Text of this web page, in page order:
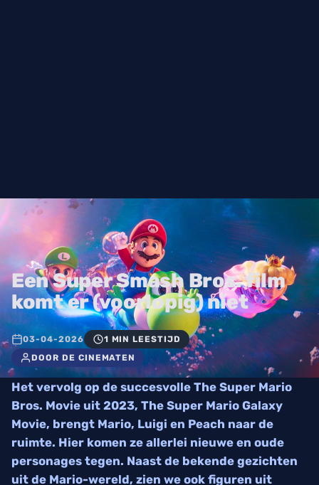
Een Super Smash Bros. film
komt er (voorlopig) niet
03-04-2026
1 MIN LEESTIJD
DOOR DE CINEMATEN
Het vervolg op de succesvolle The Super Mario
Bros. Movie uit 2023, The Super Mario Galaxy
Movie, brengt Mario, Luigi en Peach naar de
ruimte. Hier komen ze allerlei nieuwe en oude
personages tegen. Naast de bekende gezichten
uit de Mario-wereld, zien we ook figuren uit